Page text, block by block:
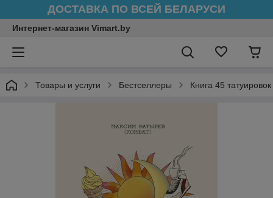
ДОСТАВКА ПО ВСЕЙ БЕЛАРУСИ
Интернет-магазин Vimart.by
Товары и услуги Бестселлеры Книга 45